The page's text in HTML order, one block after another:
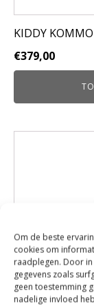
Om de beste
cookies om
raadplegen. Door
gegevens zoals
geen toestemming
nadelige invloed
KIDDY
€379,00